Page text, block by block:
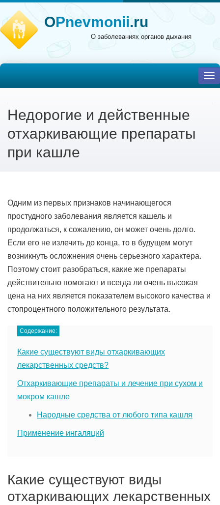
OPnevmonii.ru
О заболеваниях органов дыхания
Недорогие и действенные
отхаркивающие препараты
при кашле
Одним из первых признаков начинающегося
простудного заболевания является кашель и
продолжаться, к сожалению, он может очень долго.
Если его не излечить до конца, то в будущем могут
возникнуть осложнения очень серьезного характера.
Поэтому стоит разобраться, какие же препараты
действительно помогают и всегда ли очень высокая
цена на них является показателем высокого качества и
стопроцентного положительного результата.
Содержание:
Какие существуют виды отхаркивающих
лекарственных средств?
Отхаркивающие препараты и лечение при сухом и
мокром кашле
Народные средства от любого типа кашля
Применение ингаляций
Какие существуют виды
отхаркивающих лекарственных